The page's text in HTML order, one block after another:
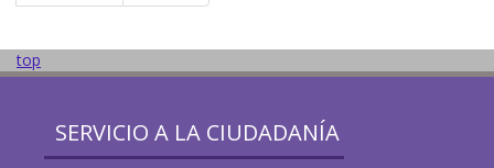
top
SERVICIO A LA CIUDADANÍA